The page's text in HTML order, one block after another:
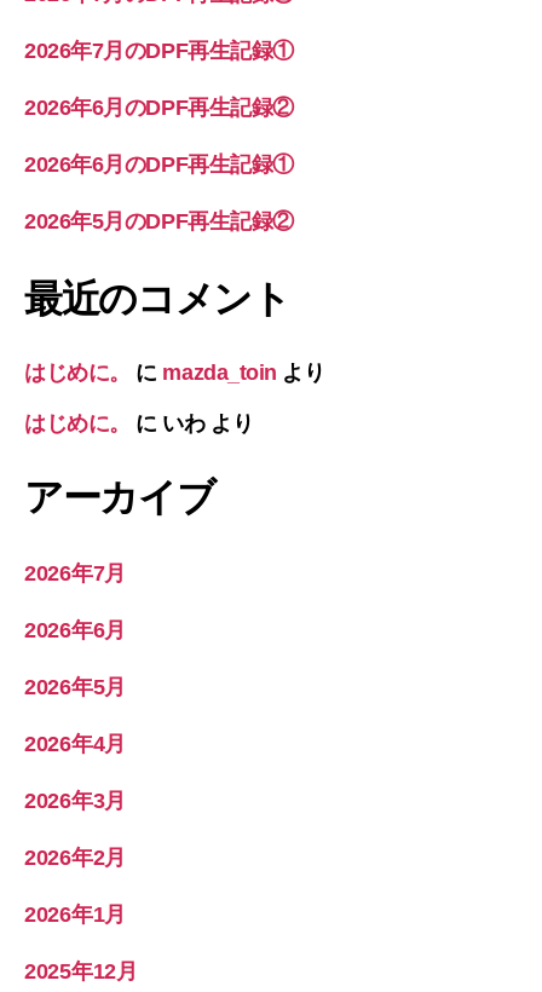
2026年7月のDPF再生記録①
2026年6月のDPF再生記録②
2026年6月のDPF再生記録①
2026年5月のDPF再生記録②
最近のコメント
はじめに。 に mazda_toin より
はじめに。 に いわより
アーカイブ
2026年7月
2026年6月
2026年5月
2026年4月
2026年3月
2026年2月
2026年1月
2025年12月